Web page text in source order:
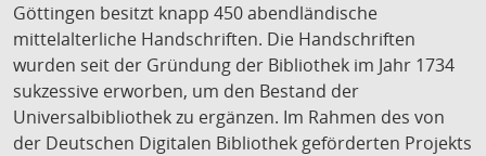
Göttingen besitzt knapp 450 abendländische
mittelalterliche Handschriften. Die Handschriften
wurden seit der Gründung der Bibliothek im Jahr 1734
sukzessive erworben, um den Bestand der
Universalbibliothek zu ergänzen. Im Rahmen des von
der Deutschen Digitalen Bibliothek geförderten Projekts